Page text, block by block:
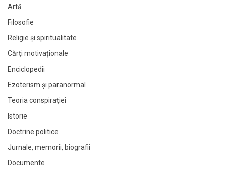
Artă
Filosofie
Religie și spiritualitate
Cărți motivaționale
Enciclopedii
Ezoterism și paranormal
Teoria conspirației
Istorie
Doctrine politice
Jurnale, memorii, biografii
Documente